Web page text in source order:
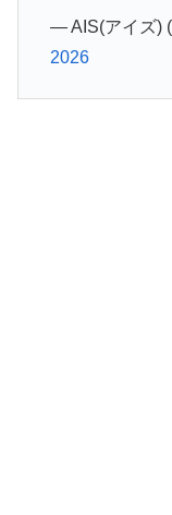
— AIS(アイズ)
2026